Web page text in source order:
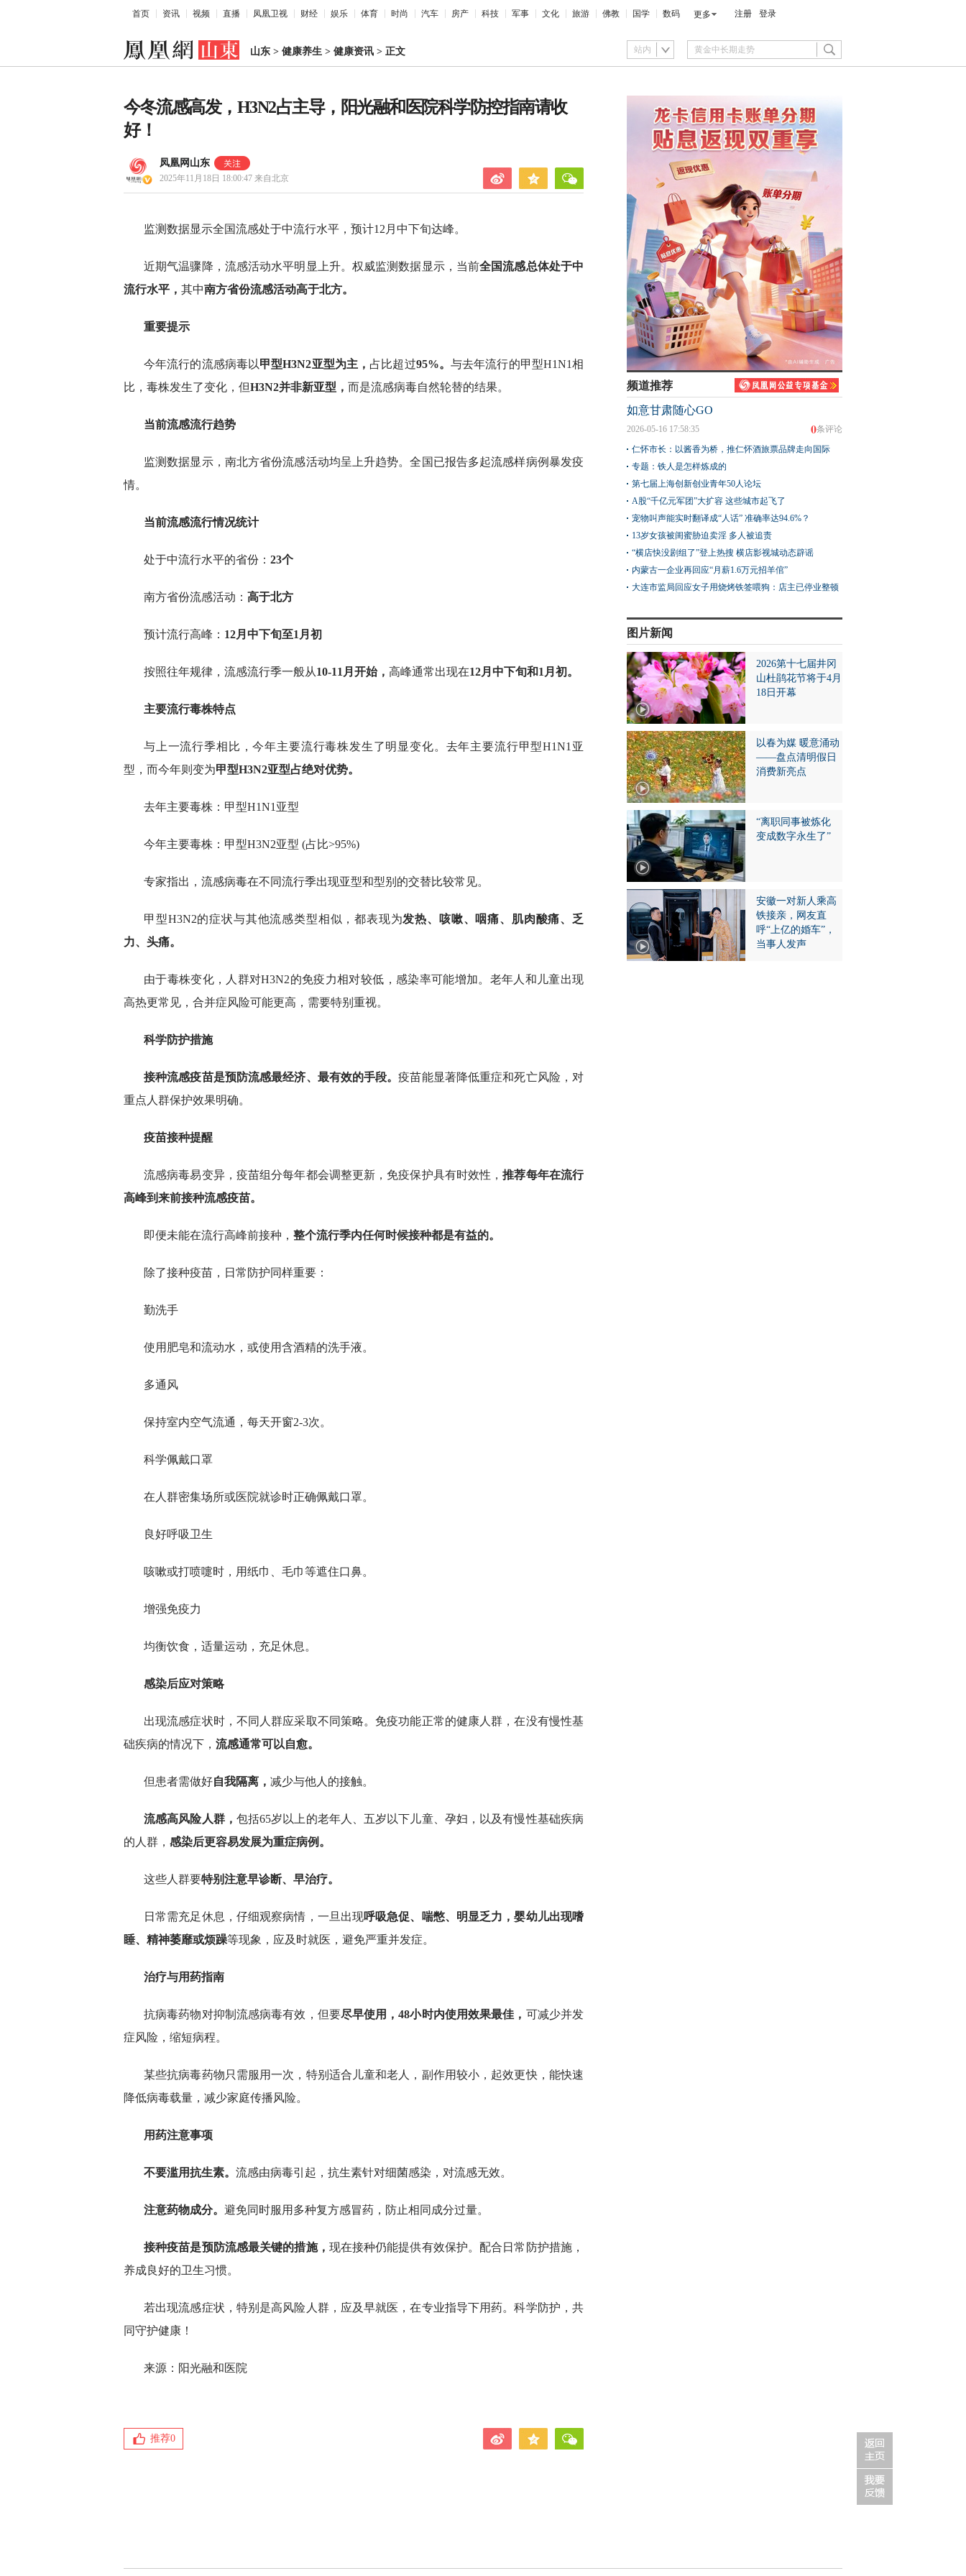
首页 资讯 视频 直播 凤凰卫视 财经 娱乐 体育 时尚 汽车 房产 科技 军事 文化 旅游 佛教 国学 数码 更多 注册 登录
山东 > 健康养生 > 健康资讯 > 正文 站内
今冬流感高发，H3N2占主导，阳光融和医院科学防控指南请收
好！
凤凰网山东
2025年11月18日 18:00:47 来自北京
监测数据显示全国流感处于中流行水平，预计12月中下旬达峰。
近期气温骤降，流感活动水平明显上升。权威监测数据显示，当前全国流感总体处于中
流行水平， 其中南方省份流感活动高于北方。
重要提示
今年流行的流感病毒以甲型H3N2亚型为主， 占比超过95%。 与去年流行的甲型H1N1相
比，毒株发生了变化，但H3N2并非新亚型， 而是流感病毒自然轮替的结果。
当前流感流行趋势
监测数据显示，南北方省份流感活动均呈上升趋势。全国已报告多起流感样病例暴发疫
情。
当前流感流行情况统计
处于中流行水平的省份： 23个
南方省份流感活动： 高于北方
预计流行高峰： 12月中下旬至1月初
按照往年规律，流感流行季一般从10-11月开始， 高峰通常出现在12月中下旬和1月初。
主要流行毒株特点
与上一流行季相比，今年主要流行毒株发生了明显变化。去年主要流行甲型H1N1亚
型，而今年则变为甲型H3N2亚型占绝对优势。
去年主要毒株：甲型H1N1亚型
今年主要毒株：甲型H3N2亚型 (占比>95%)
专家指出，流感病毒在不同流行季出现亚型和型别的交替比较常见。
甲型H3N2的症状与其他流感类型相似，都表现为发热、咳嗽、咽痛、肌肉酸痛、乏
力、头痛。
由于毒株变化，人群对H3N2的免疫力相对较低，感染率可能增加。老年人和儿童出现
高热更常见，合并症风险可能更高，需要特别重视。
科学防护措施
接种流感疫苗是预防流感最经济、最有效的手段。疫苗能显著降低重症和死亡风险，对
重点人群保护效果明确。
疫苗接种提醒
流感病毒易变异，疫苗组分每年都会调整更新，免疫保护具有时效性，推荐每年在流行
高峰到来前接种流感疫苗。
即便未能在流行高峰前接种， 整个流行季内任何时候接种都是有益的。
除了接种疫苗，日常防护同样重要：
勤洗手
使用肥皂和流动水，或使用含酒精的洗手液。
多通风
保持室内空气流通，每天开窗2-3次。
科学佩戴口罩
在人群密集场所或医院就诊时正确佩戴口罩。
良好呼吸卫生
咳嗽或打喷嚏时，用纸巾、毛巾等遮住口鼻。
增强免疫力
均衡饮食，适量运动，充足休息。
感染后应对策略
出现流感症状时，不同人群应采取不同策略。免疫功能正常的健康人群，在没有慢性基
础疾病的情况下， 流感通常可以自愈。
但患者需做好自我隔离， 减少与他人的接触。
流感高风险人群， 包括65岁以上的老年人、五岁以下儿童、孕妇，以及有慢性基础疾病
的人群， 感染后更容易发展为重症病例。
这些人群要特别注意早诊断、早治疗。
日常需充足休息，仔细观察病情，一旦出现呼吸急促、喘憋、明显乏力，婴幼儿出现嗜
睡、精神萎靡或烦躁等现象，应及时就医，避免严重并发症。
治疗与用药指南
抗病毒药物对抑制流感病毒有效，但要尽早使用，48小时内使用效果最佳， 可减少并发
症风险，缩短病程。
某些抗病毒药物只需服用一次，特别适合儿童和老人，副作用较小，起效更快，能快速
降低病毒载量，减少家庭传播风险。
用药注意事项
不要滥用抗生素。 流感由病毒引起，抗生素针对细菌感染，对流感无效。
注意药物成分。 避免同时服用多种复方感冒药，防止相同成分过量。
接种疫苗是预防流感最关键的措施， 现在接种仍能提供有效保护。配合日常防护措施，
养成良好的卫生习惯。
若出现流感症状，特别是高风险人群，应及早就医，在专业指导下用药。科学防护，共
同守护健康！
来源：阳光融和医院
推荐0
频道推荐
如意甘肃随心GO
0条评论
2026-05-16 17:58:35
仁怀市长：以酱香为桥，推仁怀酒旅票品牌走向国际
专题：铁人是怎样炼成的
第七届上海创新创业青年50人论坛
A股“千亿元军团”大扩容 这些城市起飞了
宠物叫声能实时翻译成“人话” 准确率达94.6%？
13岁女孩被闺蜜胁迫卖淫 多人被追责
“横店快没剧组了”登上热搜 横店影视城动态辟谣
内蒙古一企业再回应“月薪1.6万元招羊倌”
大连市监局回应女子用烧烤铁签喂狗：店主已停业整顿
图片新闻
2026第十七届井冈
山杜鹃花节将于4月
18日开幕
以春为媒 暖意涌动
——盘点清明假日
消费新亮点
“离职同事被炼化
变成数字永生了”
安徽一对新人乘高
铁接亲，网友直
呼“上亿的婚车”，
当事人发声